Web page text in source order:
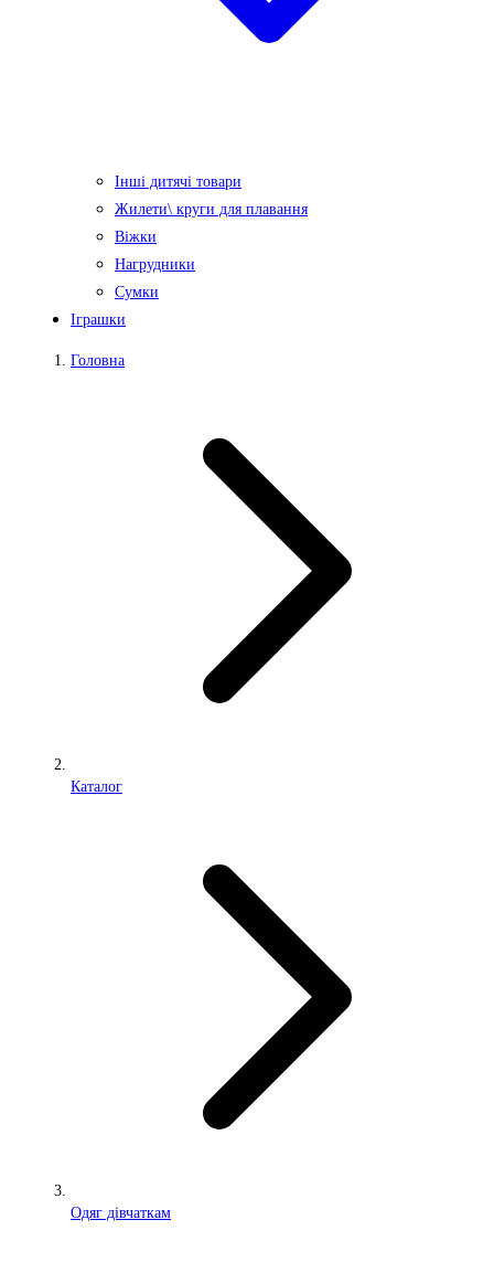
Інші дитячі товари
Жилети\ круги для плавання
Віжки
Нагрудники
Сумки
Іграшки
Головна
Каталог
Одяг дівчаткам